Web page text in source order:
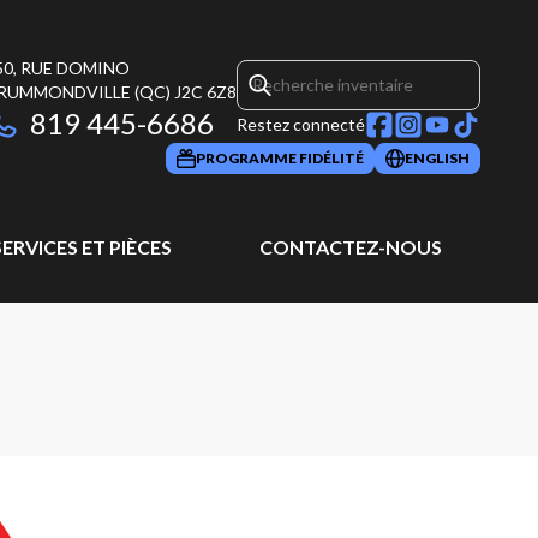
RUE DOMINO
(QC) J2C 6Z8
819 445-6686 Restez connecté
PROGRAMME FIDÉLITÉ ENGLISH
ET PIÈCES CONTACTEZ-NOUS